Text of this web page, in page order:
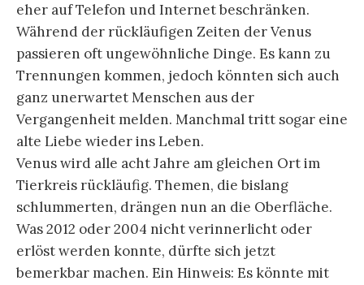
eher auf Telefon und Internet beschränken.
Während der rückläufigen Zeiten der Venus
passieren oft ungewöhnliche Dinge. Es kann zu
Trennungen kommen, jedoch könnten sich auch
ganz unerwartet Menschen aus der
Vergangenheit melden. Manchmal tritt sogar eine
alte Liebe wieder ins Leben.
Venus wird alle acht Jahre am gleichen Ort im
Tierkreis rückläufig. Themen, die bislang
schlummerten, drängen nun an die Oberfläche.
Was 2012 oder 2004 nicht verinnerlicht oder
erlöst werden konnte, dürfte sich jetzt
bemerkbar machen. Ein Hinweis: Es könnte mit